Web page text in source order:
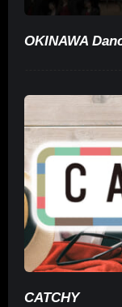
OKINAWA
CATCHY